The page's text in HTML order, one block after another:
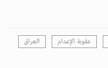
عقوبة الإعدام
العراق